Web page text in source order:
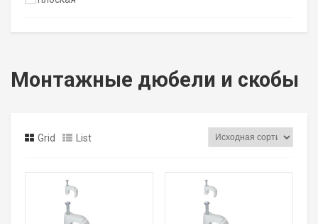
Монтажные дюбели и скобы
Grid List